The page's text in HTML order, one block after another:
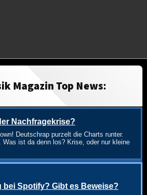
Magazin Top News:
Nachfragekrise?
Deutschrap purzelt die Charts runter.
Was ist da denn los? Krise, oder nur kleine
bei Spotify? Gibt es Beweise?